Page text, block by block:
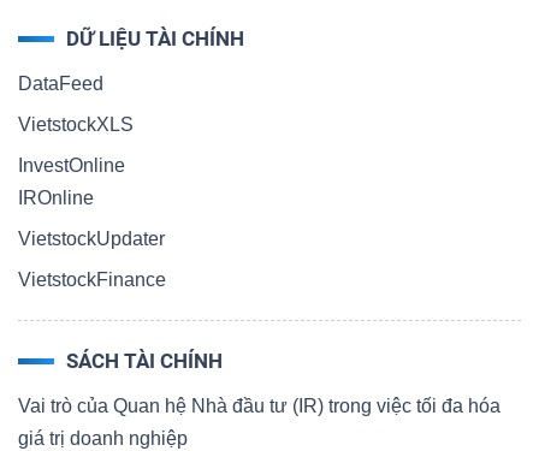
DỮ LIỆU TÀI CHÍNH
DataFeed
VietstockXLS
InvestOnline
IROnline
VietstockUpdater
VietstockFinance
SÁCH TÀI CHÍNH
Vai trò của Quan hệ Nhà đầu tư (IR) trong việc tối đa hóa
giá trị doanh nghiệp